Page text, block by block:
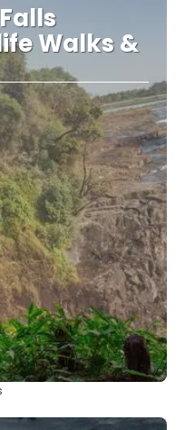
Walks &